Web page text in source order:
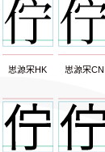
思源宋HK 思源宋CN